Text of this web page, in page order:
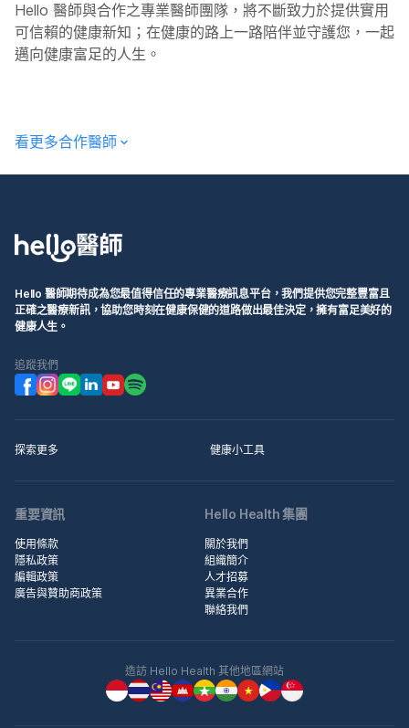
Hello 醫師與合作之專業醫師團隊，將不斷致力於提供實用
可信賴的健康新知；在健康的路上一路陪伴並守護您，一起
邁向健康富足的人生。
看更多合作醫師
Hello 醫師期待成為您最值得信任的專業醫療訊息平台，我們提供您完整豐富且
正確之醫療新訊，協助您時刻在健康保健的道路做出最佳決定，擁有富足美好的
健康人生。
追蹤我們
探索更多 健康小工具
重要資訊
使用條款
隱私政策
編輯政策
廣告與贊助商政策
Hello Health 集團
關於我們
組織簡介
人才招募
異業合作
聯絡我們
造訪 Hello Health 其他地區網站